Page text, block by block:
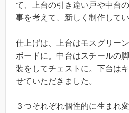
て、上台の引き違い戸や中台
事を考えて、新しく制作してい
仕上げは、上台はモスグリー
ボードに。中台はスチールの
装をしてチェストに。下台は
せていただきました。
３つそれぞれ個性的に生まれ